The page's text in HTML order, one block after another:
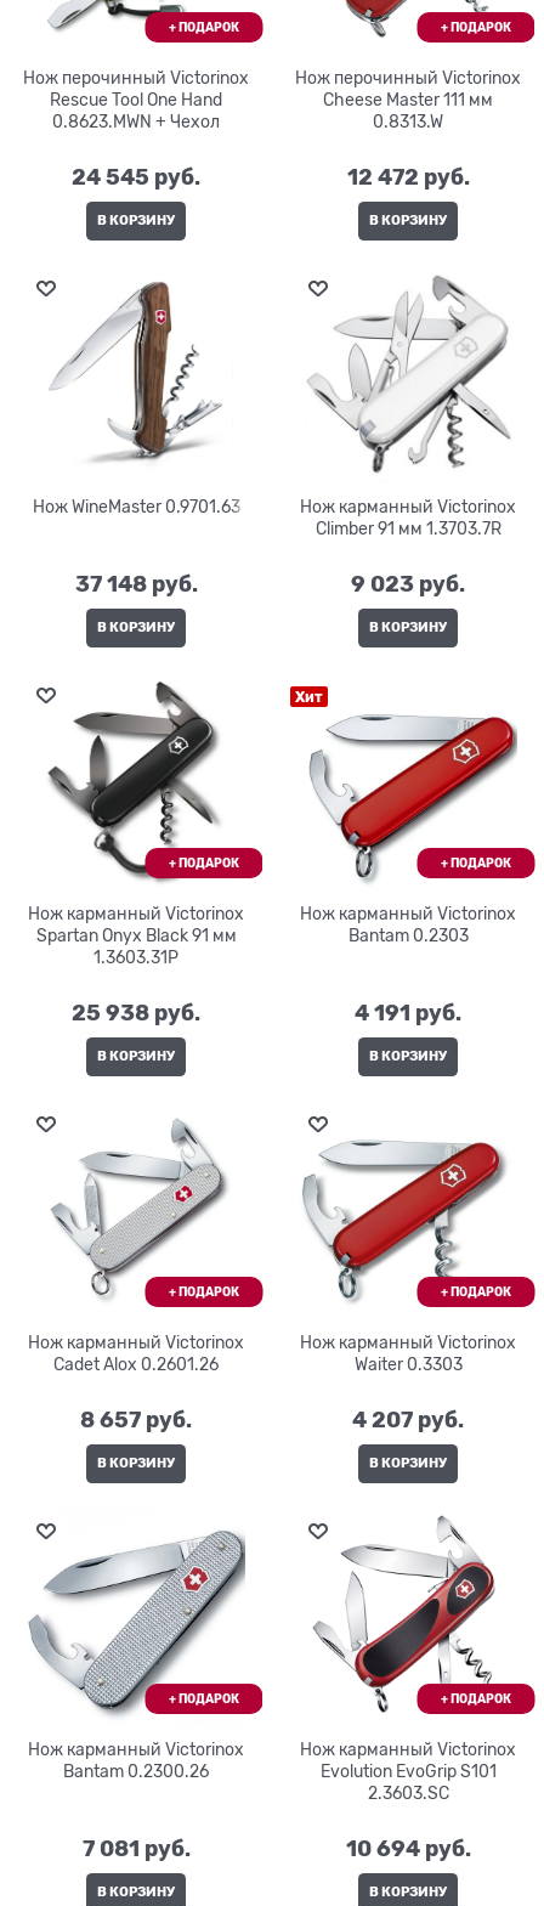
Нож перочинный Victorinox
Rescue Tool One Hand
0.8623.MWN + Чехол
24 545 руб.
В КОРЗИНУ
Нож перочинный Victorinox
Cheese Master 111 мм
0.8313.W
12 472 руб.
В КОРЗИНУ
Нож WineMaster 0.9701.63
37 148 руб.
В КОРЗИНУ
Нож карманный Victorinox
Climber 91 мм 1.3703.7R
9 023 руб.
В КОРЗИНУ
Нож карманный Victorinox
Spartan Onyx Black 91 мм
1.3603.31P
25 938 руб.
В КОРЗИНУ
Хит
Нож карманный Victorinox
Bantam 0.2303
4 191 руб.
В КОРЗИНУ
Нож карманный Victorinox
Cadet Alox 0.2601.26
8 657 руб.
В КОРЗИНУ
Нож карманный Victorinox
Waiter 0.3303
4 207 руб.
В КОРЗИНУ
Нож карманный Victorinox
Bantam 0.2300.26
7 081 руб.
В КОРЗИНУ
Нож карманный Victorinox
Evolution EvoGrip S101
2.3603.SC
10 694 руб.
В КОРЗИНУ